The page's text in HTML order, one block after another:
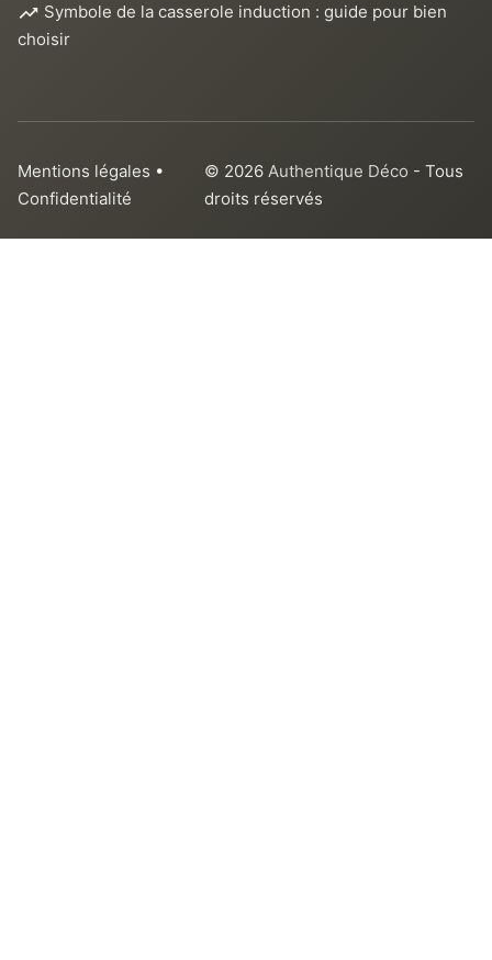
Symbole de la casserole induction : guide pour bien
choisir
Mentions légales •
Confidentialité
© 2026Authentique Déco - Tous
droits réservés